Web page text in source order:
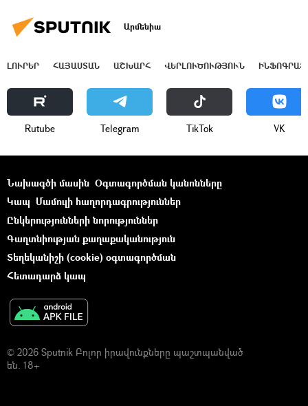
Արմենիա
ԼՈՒՐԵՐ ՀԱՅԱՍՏԱՆ ԱՇԽԱՐՀ ՎԵՐԼՈՒԾՈՒԹՅՈՒՆ
Rutube Telegram ТikТоk VK
Նախագծի մասին Օգտագործման կանոնները
Կապ Մամուլի հաղորդագրություններ
Ընկերությունների նորություններ
Գաղտնիության քաղաքականություն
Տեղեկանիշի (cookie) օգտագործման
Հետադարձ կապ
© 2026 Sputnik Բոլոր իրավունքները պաշտպանված
են. 18+